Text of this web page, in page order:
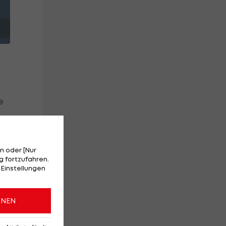
oder [Nur
fortzufahren.